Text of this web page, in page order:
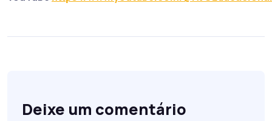
Deixe um comentário